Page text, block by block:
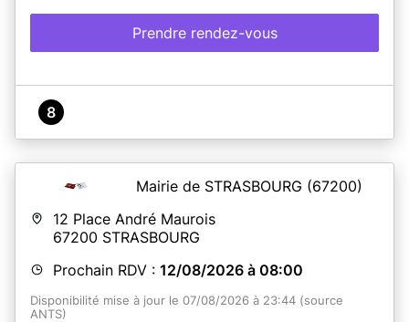
Prendre rendez-vous
8
Mairie de STRASBOURG (67200)
12 Place André Maurois
67200 STRASBOURG
Prochain RDV : 12/08/2026 à 08:00
Disponibilité mise à jour le 07/08/2026 à 23:44 (source
ANTS)